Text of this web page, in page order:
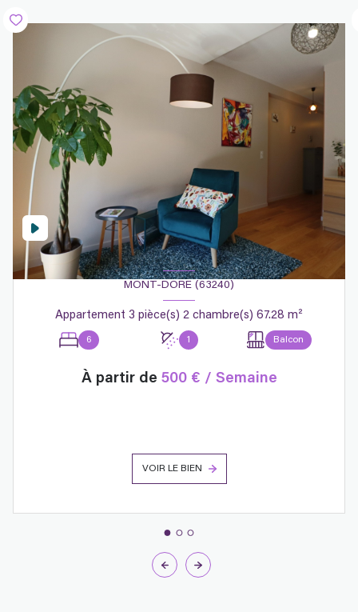
MONT-DORE (63240)
Appartement 3 pièce(s) 2 chambre(s) 67.28 m²
6 1 Balcon
À partir de 500 € / Semaine
VOIR LE BIEN